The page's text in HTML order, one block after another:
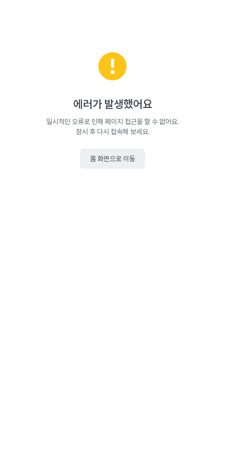
에러가 발생했어요
일시적인 오류로 인해 페이지 접근을 할 수 없어요.
잠시 후 다시 접속해 보세요.
홈 화면으로 이동